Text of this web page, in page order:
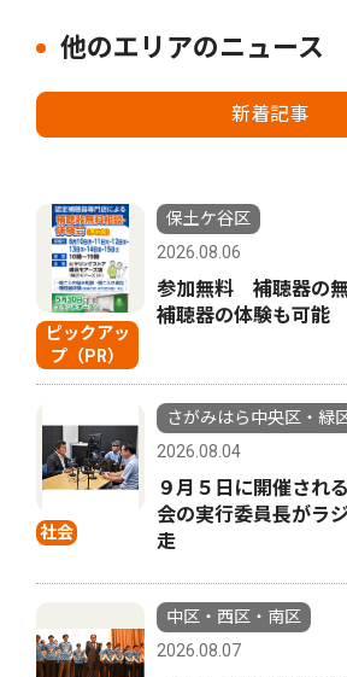
他のエリアのニュース
新着記事
ピックアッ
プ（PR）
保土ケ谷区
2026.08.06
参加無料 補聴器の
補聴器の体験も可能
社会
さがみはら中央区・緑
2026.08.04
９月５日に開催され
会の実行委員長がラ
走
中区・西区・南区
2026.08.07